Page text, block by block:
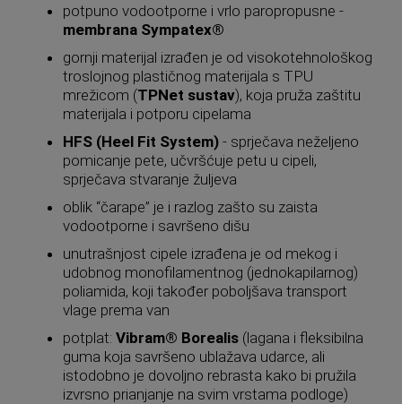
potpuno vodootporne i vrlo paropropusne -
membrana Sympatex®
gornji materijal izrađen je od visokotehnološkog
troslojnog plastičnog materijala s TPU
mrežicom (TPNet sustav), koja pruža zaštitu
materijala i potporu cipelama
HFS (Heel Fit System) - sprječava neželjeno
pomicanje pete, učvršćuje petu u cipeli,
sprječava stvaranje žuljeva
oblik “čarape” je i razlog zašto su zaista
vodootporne i savršeno dišu
unutrašnjost cipele izrađena je od mekog i
udobnog monofilamentnog (jednokapilarnog)
poliamida, koji također poboljšava transport
vlage prema van
potplat: Vibram® Borealis (lagana i fleksibilna
guma koja savršeno ublažava udarce, ali
istodobno je dovoljno rebrasta kako bi pružila
izvrsno prianjanje na svim vrstama podloge)